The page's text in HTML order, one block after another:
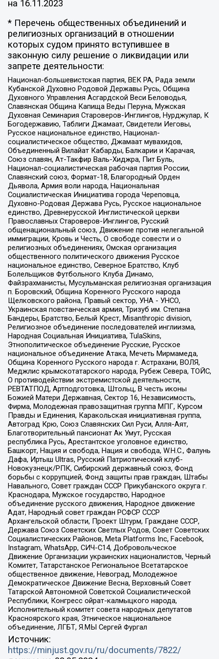
на 16.11.2023
* Перечень общественных объединений и
религиозных организаций в отношении
которых судом принято вступившее в
законную силу решение о ликвидации или
запрете деятельности:
Национал-большевистская партия, ВЕК РА, Рада земли
Кубанской Духовно Родовой Державы Русь, Община
Духовного Управления Асгардской Веси Беловодья,
Славянская Община Капища Веды Перуна, Мужская
Духовная Семинария Староверов-Инглингов, Нурджулар, К
Богодержавию, Таблиги Джамаат, Свидетели Иеговы,
Русское национальное единство, Национал-
социалистическое общество, Джамаат мувахидов,
Объединенный Вилайат Кабарды, Балкарии и Карачая,
Союз славян, Ат-Такфир Валь-Хиджра, Пит Буль,
Национал-социалистическая рабочая партия России,
Славянский союз, Формат-18, Благородный Орден
Дьявола, Армия воли народа, Национальная
Социалистическая Инициатива города Череповца,
Духовно-Родовая Держава Русь, Русское национальное
единство, Древнерусской Инглистической церкви
Православных Староверов-Инглингов, Русский
общенациональный союз, Движение против нелегальной
иммиграции, Кровь и Честь, О свободе совести и о
религиозных объединениях, Омская организация
общественного политического движения Русское
национальное единство, Северное Братство, Клуб
Болельщиков Футбольного Клуба Динамо,
Файзрахманисты, Мусульманская религиозная организация
п. Боровский, Община Коренного Русского народа
Щелковского района, Правый сектор, УНА - УНСО,
Украинская повстанческая армия, Тризуб им. Степана
Бандеры, Братство, Белый Крест, Misanthropic division,
Религиозное объединение последователей инглиизма,
Народная Социальная Инициатива, TulaSkins,
Этнополитическое объединение Русские, Русское
национальное объединение Атака, Мечеть Мирмамеда,
Община Коренного Русского народа г. Астрахани, ВОЛЯ,
Меджлис крымскотатарского народа, Рубеж Севера, ТОЙС,
О противодействии экстремистской деятельности,
РЕВТАТПОД, Артподготовка, Штольц, В честь иконы
Божией Матери Державная, Сектор 16, Независимость,
Фирма, Молодежная правозащитная группа МПГ, Курсом
Правды и Единения, Каракольская инициативная группа,
Автоград Крю, Союз Славянских Сил Руси, Алля-Аят,
Благотворительный пансионат Ак Умут, Русская
республика Русь, Арестантское уголовное единство,
Башкорт, Нация и свобода, Нация и свобода, W.H.С., Фалунь
Дафа, Иртыш Ultras, Русский Патриотический клуб-
Новокузнецк/РПК, Сибирский державный союз, Фонд
борьбы с коррупцией, Фонд защиты прав граждан, Штабы
Навального, Совет граждан СССР Прикубанского округа г.
Краснодара, Мужское государство, Народное
объединение русского движения, Народное движение
Адат, Народный совет граждан РСФСР СССР
Архангельской области, Проект Штурм, Граждане СССР,
Держава Союз Советских Светлых Родов, Совет Советских
Социалистических Районов, Meta Platforms Inc, Facebook,
Instagram, WhatsApp, СИЧ-С14, Добровольческое
Движение Организации украинских националистов, Черный
Комитет, Татарстанское Региональное Всетатарское
общественное движение, Невоград, Молодежное
Демократическое Движение Весна, Верховный Совет
Татарской Автономной Советской Социалистической
Республики, Конгресс ойрат-калмыцкого народа,
Исполнительный комитет совета народных депутатов
Красноярского края, Этническое национальное
объединение, ЛГБТ, Я.МЫ Сергей Фургал
Источник:
https://minjust.gov.ru/ru/documents/7822/